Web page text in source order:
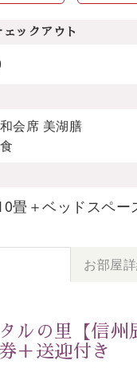
ックアウト
会席 美湖膳
畳＋ベッドスペー
お部屋
ルの里【信州
＋送迎付き